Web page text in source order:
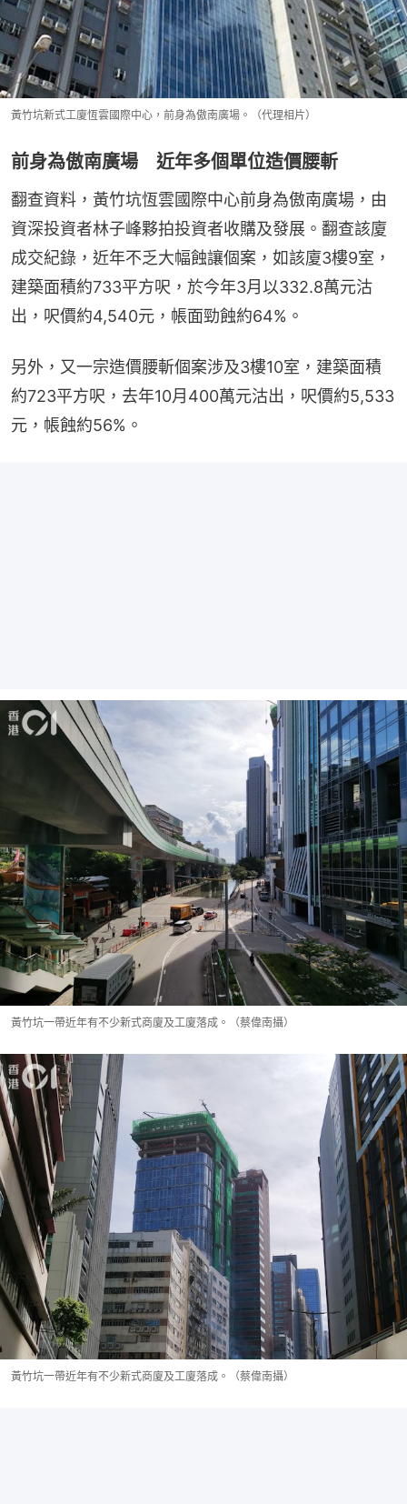
黃竹坑新式工廈恆雲國際中心，前身為傲南廣場。（代理相片）
前身為傲南廣場 近年多個單位造價腰斬
翻查資料，黃竹坑恆雲國際中心前身為傲南廣場，由
資深投資者林子峰夥拍投資者收購及發展。翻查該廈
成交紀錄，近年不乏大幅蝕讓個案，如該廈3樓9室，
建築面積約733平方呎，於今年3月以332.8萬元沽
出，呎價約4,540元，帳面勁蝕約64%。
另外，又一宗造價腰斬個案涉及3樓10室，建築面積
約723平方呎，去年10月400萬元沽出，呎價約5,533
元，帳蝕約56%。
黃竹坑一帶近年有不少新式商廈及工廈落成。（蔡偉南攝）
黃竹坑一帶近年有不少新式商廈及工廈落成。（蔡偉南攝）